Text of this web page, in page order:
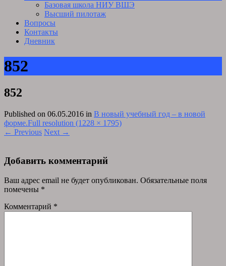
Базовая школа НИУ ВШЭ
Высший пилотаж
Вопросы
Контакты
Дневник
852
852
Published on 06.05.2016 in В новый учебный год – в новой
форме.Full resolution (1228 × 1795)
← Previous Next →
Добавить комментарий
Ваш адрес email не будет опубликован. Обязательные поля
помечены *
Комментарий *